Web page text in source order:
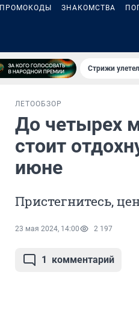
ПРОМОКОДЫ ЗНАКОМСТВА
Стрижи
ЛЕТООБЗОР
До четырех
стоит
июне
Пристегнитесь,
23 мая 2024, 14:00 2 197
1 комментарий